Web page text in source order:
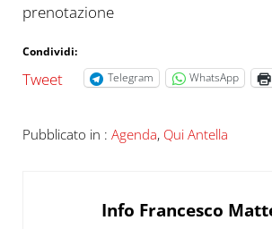
prenotazione
Condividi:
Tweet Telegram WhatsApp
Pubblicato in : Agenda, Qui Antella
Info Francesco